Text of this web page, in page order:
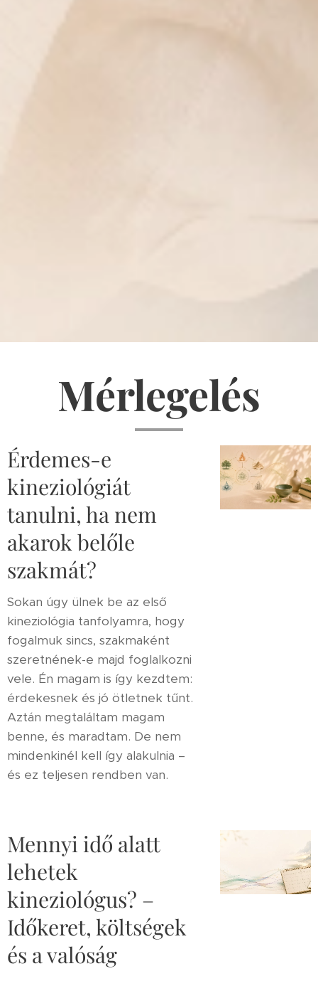
Mérlegelés
Érdemes-e
kineziológiát
tanulni, ha nem
akarok belőle
szakmát?
Sokan úgy ülnek be az első
kineziológia tanfolyamra, hogy
fogalmuk sincs, szakmaként
szeretnének-e majd foglalkozni
vele. Én magam is így kezdtem:
érdekesnek és jó ötletnek tűnt.
Aztán megtaláltam magam
benne, és maradtam. De nem
mindenkinél kell így alakulnia –
és ez teljesen rendben van.
Mennyi idő alatt
lehetek
kineziológus? –
Időkeret, költségek
és a valóság